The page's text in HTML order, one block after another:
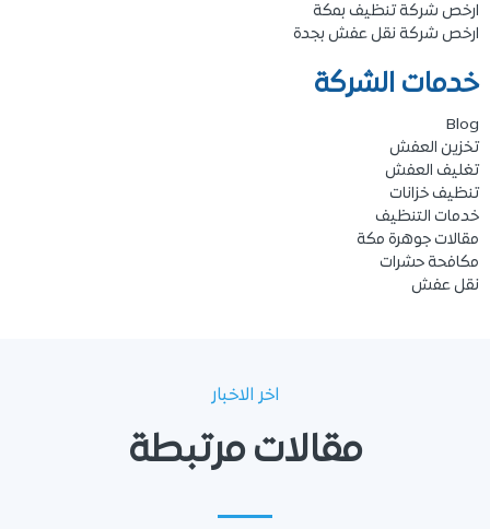
ارخص شركة تنظيف بمكة
ارخص شركة نقل عفش بجدة
خدمات الشركة
Blog
تخزين العفش
تغليف العفش
تنظيف خزانات
خدمات التنظيف
مقالات جوهرة مكة
مكافحة حشرات
نقل عفش
اخر الاخبار
مقالات مرتبطة